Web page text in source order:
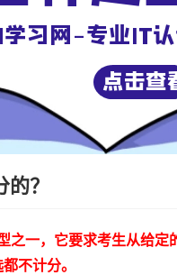
？
之一，它要求考生从给
不计分。